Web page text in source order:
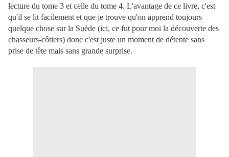
lecture du tome 3 et celle du tome 4. L'avantage de ce livre, c'est
qu'il se lit facilement et que je trouve qu'on apprend toujours
quelque chose sur la Suède (ici, ce fut pour moi la découverte des
chasseurs-côtiers) donc c'est juste un moment de détente sans
prise de tête mais sans grande surprise.